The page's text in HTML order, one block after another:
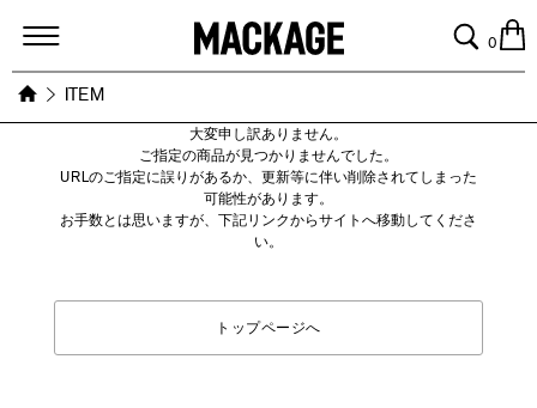
MACKAGE
0
ITEM
大変申し訳ありません。
ご指定の商品が見つかりませんでした。
URLのご指定に誤りがあるか、更新等に伴い削除されてしまった
可能性があります。
お手数とは思いますが、下記リンクからサイトへ移動してくださ
い。
トップページへ